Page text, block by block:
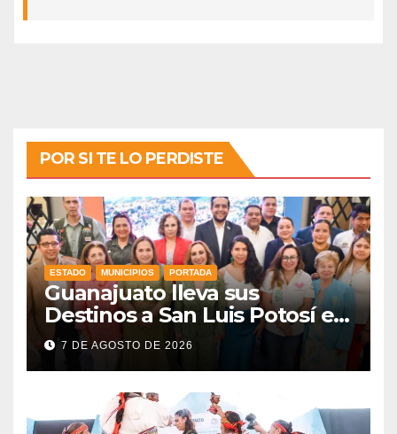
POR SI TE LO PERDISTE
ESTADO MUNICIPIOS PORTADA
Guanajuato lleva sus
Destinos a San Luis Potosí en
vísperas de la FENAPO
7 DE AGOSTO DE 2026